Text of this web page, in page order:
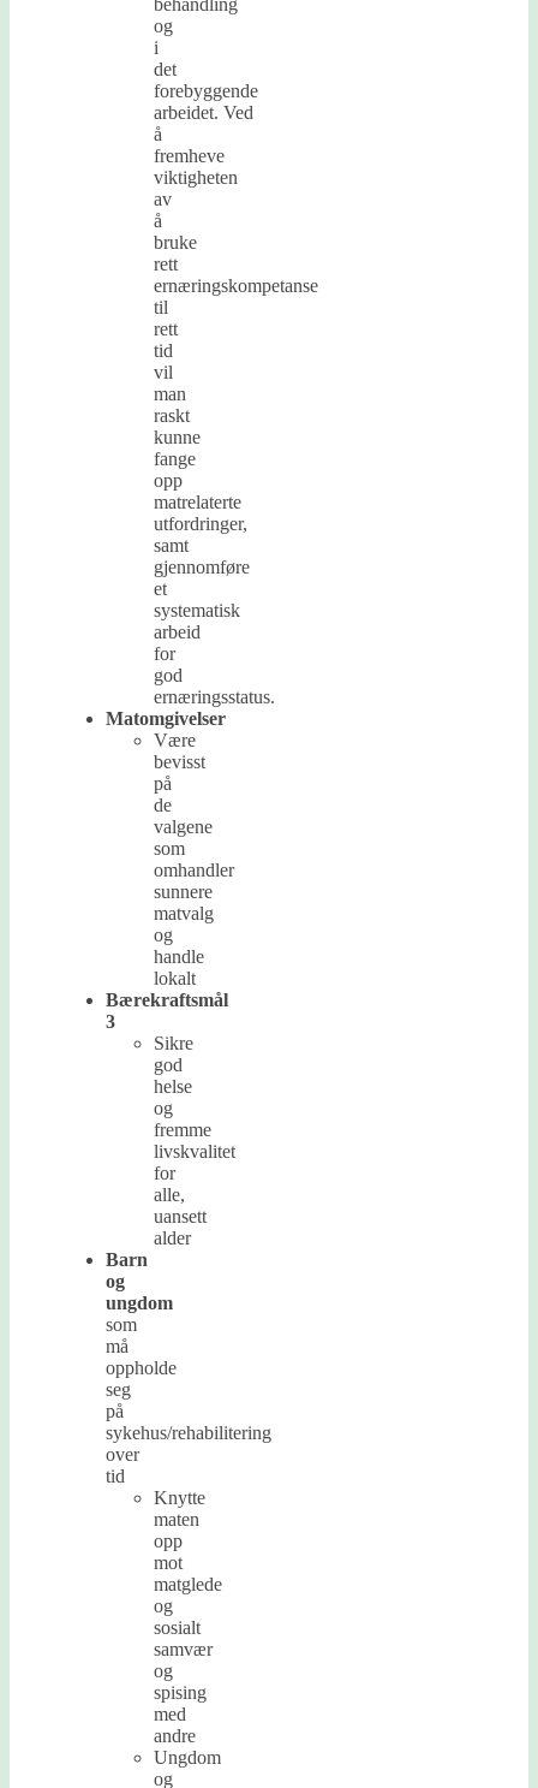
og
i
det
forebyggende
arbeidet. Ved
å
fremheve
viktigheten
av
å
bruke
rett
ernæringskompetanse
til
rett
tid
vil
man
raskt
kunne
fange
opp
matrelaterte
utfordringer,
samt
gjennomføre
et
systematisk
arbeid
for
god
ernæringsstatus.
Matomgivelser
Være
bevisst
på
de
valgene
som
omhandler
sunnere
matvalg
og
handle
lokalt
Bærekraftsmål
3
Sikre
god
helse
og
fremme
livskvalitet
for
alle,
uansett
alder
Barn
og
ungdom
som
må
oppholde
seg
på
sykehus/rehabilitering
over
tid
Knytte
maten
opp
mot
matglede
og
sosialt
samvær
og
spising
med
andre
Ungdom
og